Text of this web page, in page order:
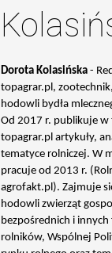
Dorota Kolasińska-
topagrar.pl,
hodowli bydła
Od 2017 r. publikuje w
topagrar.pl artykuły,
tematyce rolniczej. W
pracuje od 2013 r.
agrofakt.pl). Zajmuje
hodowli zwierząt
bezpośrednich i
rolników, Wspólnej